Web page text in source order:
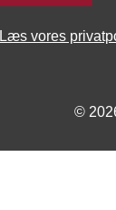
Læs vores
©